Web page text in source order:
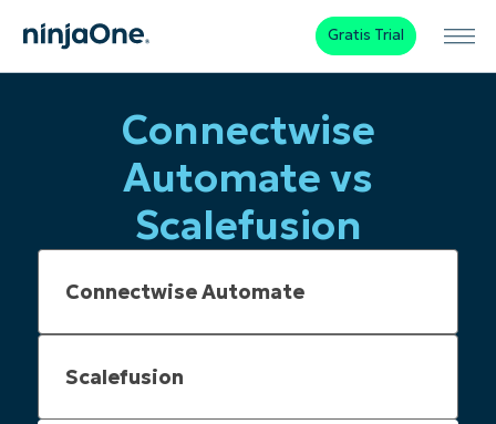
Gratis Trial
Connectwise
Automate vs
Scalefusion